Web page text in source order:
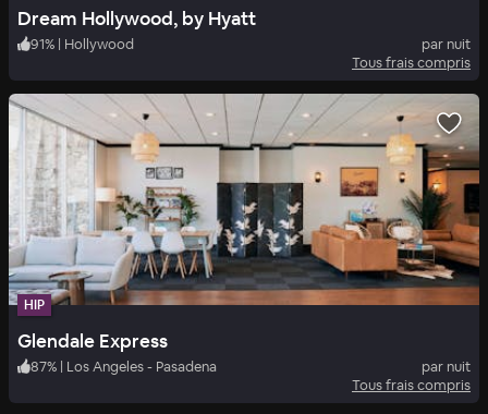
Dream Hollywood, by Hyatt
91% | Hollywood
par nuit
Tous frais compris
HIP
Glendale Express
87% | Los Angeles - Pasadena
par nuit
Tous frais compris